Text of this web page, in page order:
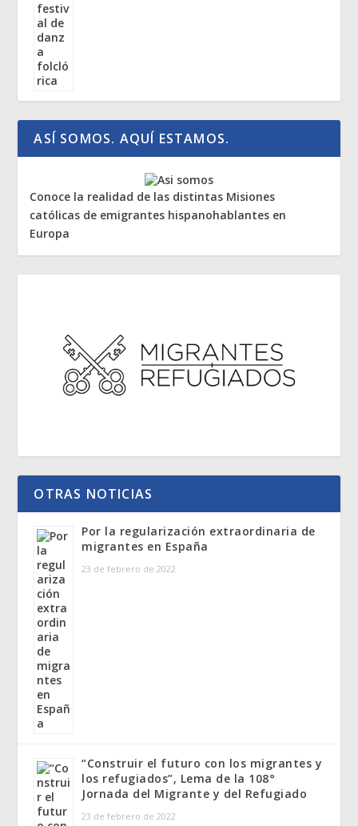
ASÍ SOMOS. AQUÍ ESTAMOS.
Conoce la realidad de las distintas Misiones
católicas de emigrantes hispanohablantes en
Europa
OTRAS NOTICIAS
Por la regularización extraordinaria de
migrantes en España
23 de febrero de 2022
“Construir el futuro con los migrantes y
los refugiados”, Lema de la 108°
Jornada del Migrante y del Refugiado
23 de febrero de 2022